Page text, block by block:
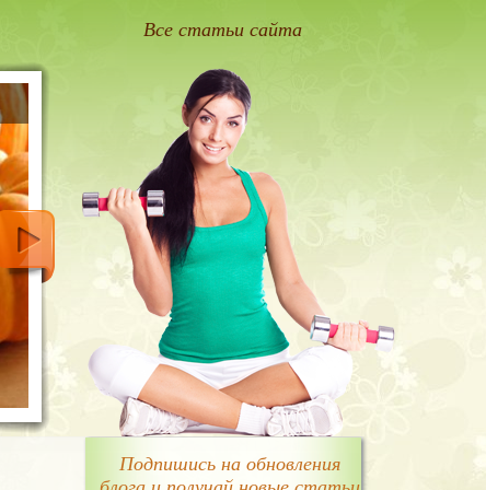
Все статьи сайта
Подпишись на обновления